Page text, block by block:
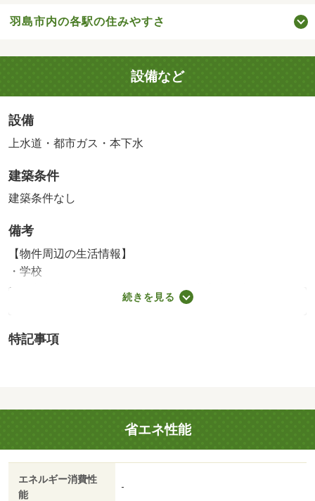
羽島市内の各駅の住みやすさ
設備など
設備
上水道・都市ガス・本下水
建築条件
建築条件なし
備考
【物件周辺の生活情報】
・学校
羽島市立中央小学校（880m）、羽島市立中央中学校
地勢：平坦
続きを見る
特記事項
省エネ性能
エネルギー消費性
能
-